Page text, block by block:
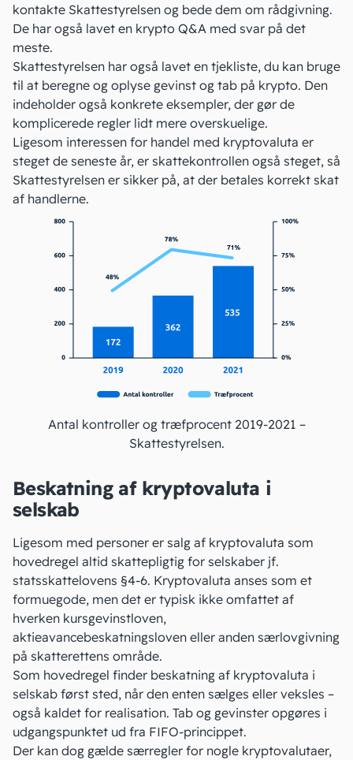
kontakte Skattestyrelsen og bede dem om rådgivning.
De har også lavet en krypto Q&A med svar på det
meste.
Skattestyrelsen har også lavet en tjekliste, du kan bruge
til at beregne og oplyse gevinst og tab på krypto. Den
indeholder også konkrete eksempler, der gør de
komplicerede regler lidt mere overskuelige.
Ligesom interessen for handel med kryptovaluta er
steget de seneste år, er skattekontrollen også steget, så
Skattestyrelsen er sikker på, at der betales korrekt skat
af handlerne.
Antal kontroller og træfprocent 2019-2021 –
Skattestyrelsen.
Beskatning af kryptovaluta i
selskab
Ligesom med personer er salg af kryptovaluta som
hovedregel altid skattepligtig for selskaber jf.
statsskattelovens §4-6. Kryptovaluta anses som et
formuegode, men det er typisk ikke omfattet af
hverken kursgevinstloven,
aktieavancebeskatningsloven eller anden særlovgivning
på skatterettens område.
Som hovedregel finder beskatning af kryptovaluta i
selskab først sted, når den enten sælges eller veksles –
også kaldet for realisation. Tab og gevinster opgøres i
udgangspunktet ud fra FIFO-princippet.
Der kan dog gælde særregler for nogle kryptovalutaer,